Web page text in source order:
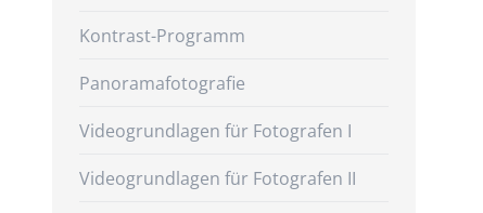
Kontrast-Programm
Panoramafotografie
Videogrundlagen für Fotografen I
Videogrundlagen für Fotografen II